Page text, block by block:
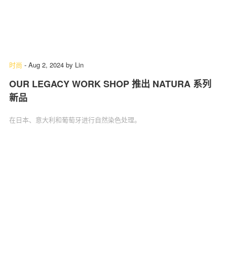
时尚 - Aug 2, 2024 by Lin
OUR LEGACY WORK SHOP 推出 NATURA 系列
新品
在日本、意大利和葡萄牙进行自然染色处理。